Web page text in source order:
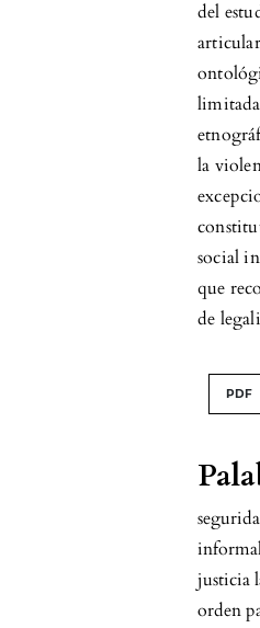
justicia
orden
del
la
social
que
de
PDF